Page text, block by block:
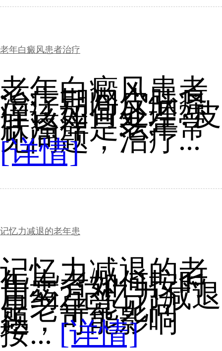
老年白癜风患者治疗
老年白癜风患者
治疗期间皮肤瘙
痒该如何处理?皮
肤瘙痒是老年常
见问题，治疗...
[详情]
记忆力减退的老年患
记忆力减退的老
年患者如何按时
用药?记忆力减退
是老年常见问
题，可能影响
按...[详情]